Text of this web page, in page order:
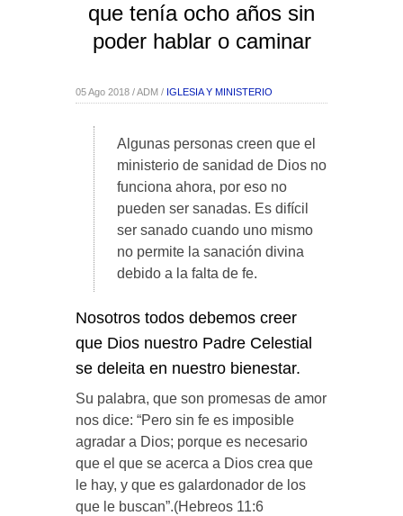
que tenía ocho años sin
poder hablar o caminar
05 Ago 2018 / ADM / IGLESIA Y MINISTERIO
Algunas personas creen que el
ministerio de sanidad de Dios no
funciona ahora, por eso no
pueden ser sanadas. Es difícil
ser sanado cuando uno mismo
no permite la sanación divina
debido a la falta de fe.
Nosotros todos debemos creer
que Dios nuestro Padre Celestial
se deleita en nuestro bienestar.
Su palabra, que son promesas de amor
nos dice: “Pero sin fe es imposible
agradar a Dios; porque es necesario
que el que se acerca a Dios crea que
le hay, y que es galardonador de los
que le buscan”.(Hebreos 11:6